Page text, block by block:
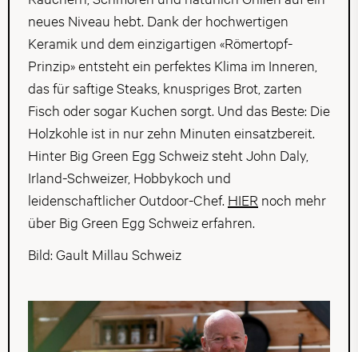
neues Niveau hebt. Dank der hochwertigen
Keramik und dem einzigartigen «Römertopf-
Prinzip» entsteht ein perfektes Klima im Inneren,
das für saftige Steaks, knuspriges Brot, zarten
Fisch oder sogar Kuchen sorgt. Und das Beste: Die
Holzkohle ist in nur zehn Minuten einsatzbereit.
Hinter Big Green Egg Schweiz steht John Daly,
Irland-Schweizer, Hobbykoch und
leidenschaftlicher Outdoor-Chef. HIER noch mehr
über Big Green Egg Schweiz erfahren.
Bild: Gault Millau Schweiz